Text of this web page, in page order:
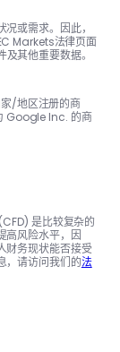
或需求。因此，
Markets法律页面
其他重要数据。
/地区注册的商
Google Inc. 的商
是比较复杂的
高风险水平，因
财务现状能否接受
，请访问我们的法